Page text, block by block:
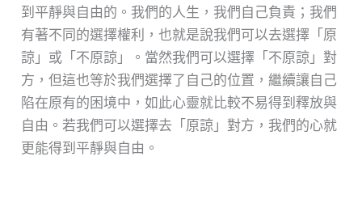
到平靜與自由的。我們的人生，我們自己負責；我們
有著不同的選擇權利，也就是說我們可以去選擇「原
諒」或「不原諒」。當然我們可以選擇「不原諒」對
方，但這也等於我們選擇了自己的位置，繼續讓自己
陷在原有的困境中，如此心靈就比較不易得到釋放與
自由。若我們可以選擇去「原諒」對方，我們的心就
更能得到平靜與自由。